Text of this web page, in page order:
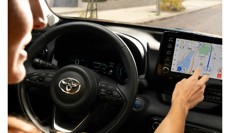
Proace (excl. BTW)
OOK ALS BATTERIJ-
ELEKTRISCH
Vanaf € 37.500,-
Proace Verso
BATTERIJ-ELEKTRISCH
Vanaf € 55.950,-